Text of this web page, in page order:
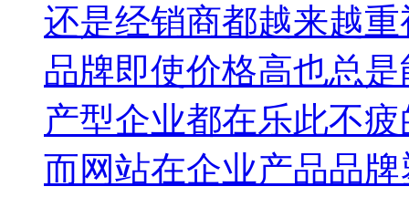
还是经销商都越来越
品牌即使价格高也总
产型企业都在乐此不
而网站在企业产品品